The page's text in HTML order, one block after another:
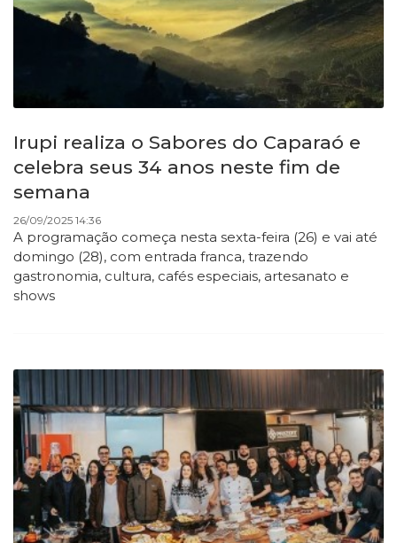
Irupi realiza o Sabores do Caparaó e
celebra seus 34 anos neste fim de
semana
26/09/2025 14:36
A programação começa nesta sexta-feira (26) e vai até
domingo (28), com entrada franca, trazendo
gastronomia, cultura, cafés especiais, artesanato e
shows